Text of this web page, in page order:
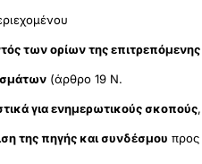
των ορίων της επιτρεπόμενης
(άρθρο 19 Ν.
για ενημερωτικούς σκοπούς,
της πηγής και συνδέσμου προς